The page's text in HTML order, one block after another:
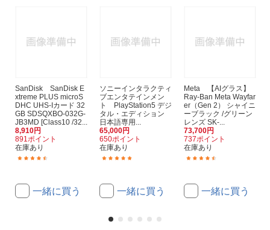
SanDisk SanDisk E
xtreme PLUS microS
DHC UHS-Iカード 32
GB SDSQXBO-032G-
JB3MD [Class10 /32...
8,910円
891ポイント
在庫あり
一緒に買う
ソニーインタラクティ
ブエンタテインメン
ト PlayStation5 デジ
タル・エディション
日本語専用...
65,000円
650ポイント
在庫あり
一緒に買う
Meta 【AIグラス】
Ray-Ban Meta Wayfar
er（Gen 2） シャイニ
ーブラック /グリーン
レンズ SK-...
73,700円
737ポイント
在庫あり
一緒に買う